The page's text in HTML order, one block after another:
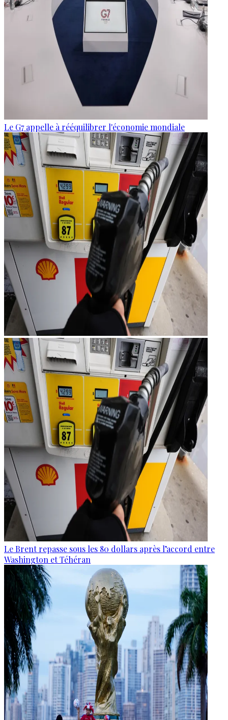
Le G7 appelle à rééquilibrer l'économie mondiale
Le Brent repasse sous les 80 dollars après l’accord entre
Washington et Téhéran